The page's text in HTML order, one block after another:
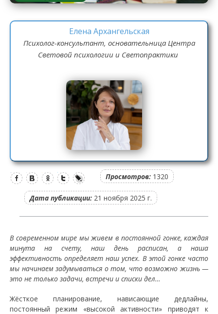
Елена Архангельская
Психолог-консультант, основательница Центра
Световой психологии и Светопрактики
Просмотров: 1320
Дата публикации: 21 ноября 2025 г.
В современном мире мы живем в постоянной гонке, каждая
минута на счету, наш день расписан, а наша
эффективность определяет наш успех. В этой гонке часто
мы начинаем задумываться о том, что возможно жизнь —
это не только задачи, встречи и списки дел…
Жёсткое планирование, нависающие дедлайны,
постоянный режим «высокой активности» приводят к